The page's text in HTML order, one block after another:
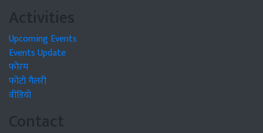
Activities
Upcoming Events
Events Update
फोरम
फोटो गैलरी
वीडियो
Contact